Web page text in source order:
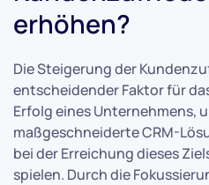
erhöhen?
Die Steigerung der
entscheidender Faktor für
Erfolg eines Unternehmens,
maßgeschneiderte CRM-
bei der Erreichung dieses
spielen. Durch die